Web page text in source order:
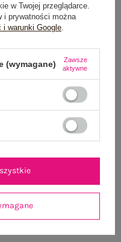
w Twojej przeglądarce.
i prywatności można
i warunki Google
(wymagane)
Zawsze
aktywne